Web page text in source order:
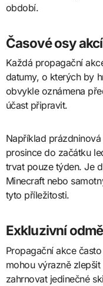
období.
Časové osy
Každá propagační
datumy, o kterých by
obvykle oznámena
účast připravit.
Například
prosince do začátku
trvat pouze týden. Je
Minecraft nebo
tyto příležitosti.
Exkluzivní
Propagační akce
mohou výrazně
zahrnovat jedinečné